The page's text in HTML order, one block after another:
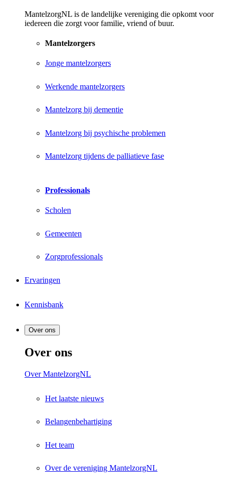
MantelzorgNL is de landelijke vereniging die opkomt voor
iedereen die zorgt voor familie, vriend of buur.
Mantelzorgers
Jonge mantelzorgers
Werkende mantelzorgers
Mantelzorg bij dementie
Mantelzorg bij psychische problemen
Mantelzorg tijdens de palliatieve fase
Professionals
Scholen
Gemeenten
Zorgprofessionals
Ervaringen
Kennisbank
Over ons
Over ons
Over MantelzorgNL
Het laatste nieuws
Belangenbehartiging
Het team
Over de vereniging MantelzorgNL